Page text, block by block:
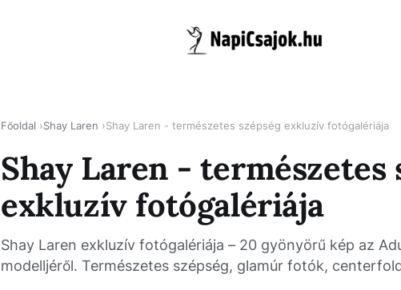
Főoldal Shay Laren Shay Laren - természetes szépség exkluzív fotógalériája
Shay Laren - természetes
exkluzív fotógalériája
Shay Laren exkluzív fotógalériája – 20 gyönyörű kép az
modelljéről. Természetes szépség, glamúr fotók,